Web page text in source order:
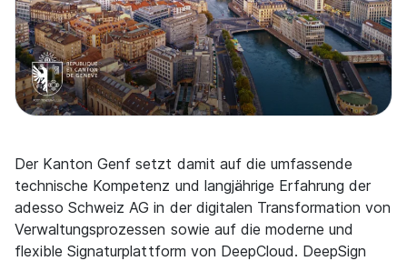
Der Kanton Genf setzt damit auf die umfassende
technische Kompetenz und langjährige Erfahrung der
adesso Schweiz AG in der digitalen Transformation von
Verwaltungsprozessen sowie auf die moderne und
flexible Signaturplattform von DeepCloud. DeepSign